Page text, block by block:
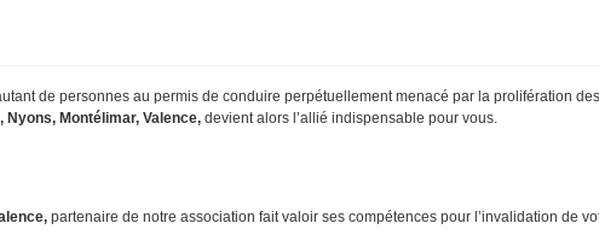
de personnes au permis de conduire perpétuellement menacé par la prolifération
Montélimar, Valence, devient alors l’allié indispensable pour vous.
partenaire de notre association fait valoir ses compétences pour l’invalidation de